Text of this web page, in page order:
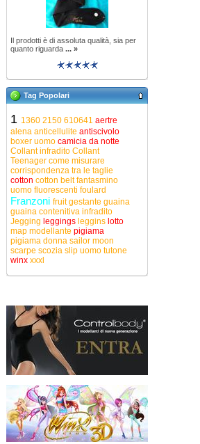
Il prodotti è di assoluta qualità, sia per
quanto riguarda ... »
Tag Popolari
1 1360 2150 610641 aertre
alena anticellulite antiscivolo
boxer uomo camicia da notte
Collant infradito Collant
Teenager come misurare
corrispondenza tra le taglie
cotton cotton beltfantasmino
uomo fluorescenti foulard
Franzoni fruitgestante guaina
guaina contenitiva infradito
Jegging leggings leggins lotto
map modellante pigiama
pigiama donna sailor moon
scarpe scozia slip uomo tutone
winx xxxl